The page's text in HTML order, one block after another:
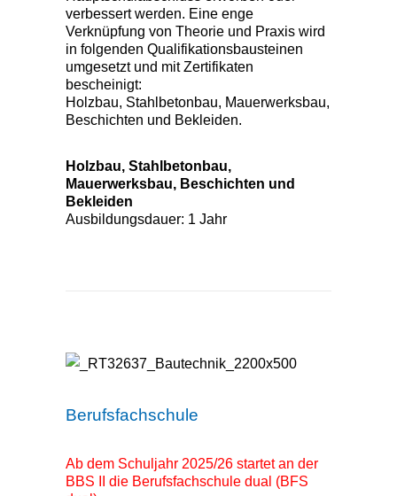
verbessert werden. Eine enge
Verknüpfung von Theorie und Praxis wird
in folgenden Qualifikationsbausteinen
umgesetzt und mit Zertifikaten
bescheinigt:
Holzbau, Stahlbetonbau, Mauerwerksbau,
Beschichten und Bekleiden.
Holzbau, Stahlbetonbau,
Mauerwerksbau, Beschichten und
Bekleiden
Ausbildungsdauer: 1 Jahr
Berufsfachschule
Ab dem Schuljahr 2025/26 startet an der
BBS II die Berufsfachschule dual (BFS